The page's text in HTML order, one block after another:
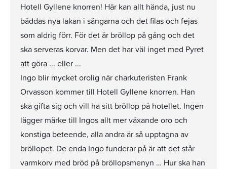
Hotell Gyllene knorren! Här kan allt hända, just nu
bäddas nya lakan i sängarna och det filas och fejas
som aldrig förr. För det är bröllop på gång och det
ska serveras korvar. Men det har väl inget med Pyret
att göra ... eller ...
Ingo blir mycket orolig när charkuteristen Frank
Orvasson kommer till Hotell Gyllene knorren. Han
ska gifta sig och vill ha sitt bröllop på hotellet. Ingen
lägger märke till Ingos allt mer växande oro och
konstiga beteende, alla andra är så upptagna av
bröllopet. De enda Ingo funderar på är att det står
varmkorv med bröd på bröllopsmenyn … Hur ska han